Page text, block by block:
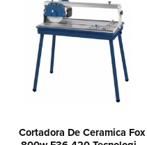
Cortadora De Ceramica Fox